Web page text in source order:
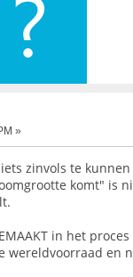
»
zinvols te kunnen
komt" is
in het
wereldvoorraad en